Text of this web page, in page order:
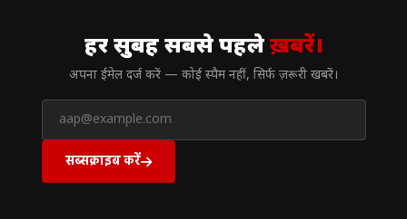
हर सुबह सबसे पहलेख़बरें।
अपना ईमेल दर्ज करें — कोई स्पैम नहीं, सिर्फ ज़रूरी खबरें।
सब्सक्राइब करें